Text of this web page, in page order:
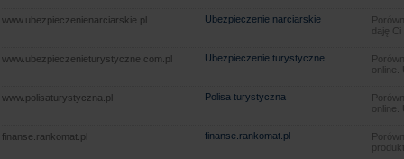
www.ubezpieczenienarciarskie.pl Ubezpieczenie narciarskie
daję
www.ubezpieczenieturystyczne.com.pl Ubezpieczenie turystyczne
www.polisaturystyczna.pl Polisa turystyczna
finanse.rankomat.pl finanse.rankomat.pl